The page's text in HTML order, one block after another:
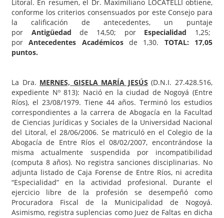
Litoral. En resumen, el Dr. Maximiliano LOCATELLI obtiene,
conforme los criterios consensuados por este Consejo para
la calificación de antecedentes, un puntaje
por Antigüedad de 14,50; por Especialidad 1,25;
porAntecedentes Académicosde 1,30. TOTAL: 17,05
puntos.
La Dra. MERNES, GISELA MARÍA JESÚS (D.N.I. 27.428.516,
expediente Nº 813): Nació en la ciudad de Nogoyá (Entre
Ríos), el 23/08/1979. Tiene 44 años. Terminó los estudios
correspondientes a la carrera de Abogacía en la Facultad
de Ciencias Jurídicas y Sociales de la Universidad Nacional
del Litoral, el 28/06/2006. Se matriculó en el Colegio de la
Abogacía de Entre Ríos el 08/02/2007, encontrándose la
misma actualmente suspendida por incompatibilidad
(computa 8 años). No registra sanciones disciplinarias. No
adjunta listado de Caja Forense de Entre Ríos, ni acredita
“Especialidad” en la actividad profesional. Durante el
ejercicio libre de la profesión se desempeñó como
Procuradora Fiscal de la Municipalidad de Nogoyá.
Asimismo, registra suplencias como Juez de Faltas en dicha